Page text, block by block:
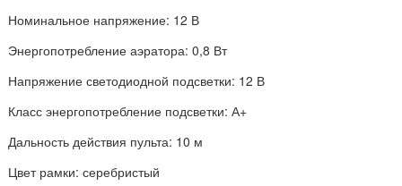
Номинальное напряжение: 12 В
Энергопотребление аэратора: 0,8 Вт
Напряжение светодиодной подсветки: 12 В
Класс энергопотребление подсветки: А+
Дальность действия пульта: 10 м
Цвет рамки: серебристый